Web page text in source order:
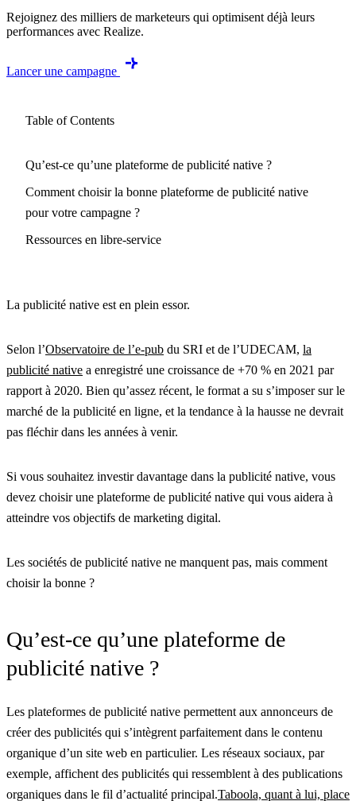
Rejoignez des milliers de marketeurs qui optimisent déjà leurs
performances avec Realize.
Lancer une campagne
Table of Contents
Qu’est-ce qu’une plateforme de publicité native ?
Comment choisir la bonne plateforme de publicité native
pour votre campagne ?
Ressources en libre-service
La publicité native est en plein essor.
Selon l’Observatoire de l’e-pub du SRI et de l’UDECAM, la
publicité native a enregistré une croissance de +70 % en 2021 par
rapport à 2020. Bien qu’assez récent, le format a su s’imposer sur le
marché de la publicité en ligne, et la tendance à la hausse ne devrait
pas fléchir dans les années à venir.
Si vous souhaitez investir davantage dans la publicité native, vous
devez choisir une plateforme de publicité native qui vous aidera à
atteindre vos objectifs de marketing digital.
Les sociétés de publicité native ne manquent pas, mais comment
choisir la bonne ?
Qu’est-ce qu’une plateforme de
publicité native ?
Les plateformes de publicité native permettent aux annonceurs de
créer des publicités qui s’intègrent parfaitement dans le contenu
organique d’un site web en particulier. Les réseaux sociaux, par
exemple, affichent des publicités qui ressemblent à des publications
organiques dans le fil d’actualité principal.Taboola, quant à lui, place